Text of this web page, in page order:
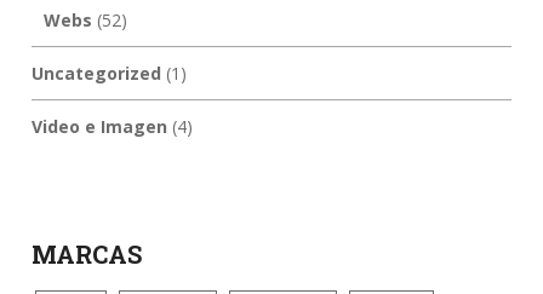
Webs (52)
Uncategorized (1)
Video e Imagen (4)
MARCAS